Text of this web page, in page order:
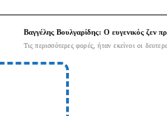
Βαγγέλης Βουλγαρίδης: Ο ευγενικός ζεν
Τις περισσότερες φορές, ήταν εκείνοι οι